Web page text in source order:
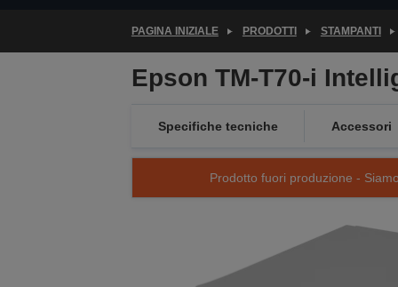
PAGINA INIZIALE PRODOTTI STAMPANTI
Epson TM-T70-i
Specifiche tecniche Accessori
Prodotto fuori produzione -